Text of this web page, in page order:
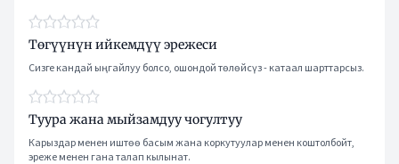
Төгүүнүн ийкемдүү эрежеси
Сизге кандай ыңгайлуу болсо, ошондой төлөйсүз - катаал шарттарсыз.
Туура жана мыйзамдуу чогултуу
Карыздар менен иштөө басым жана коркутуулар менен коштолбойт,
эреже менен гана талап кылынат.